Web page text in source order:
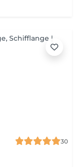
30